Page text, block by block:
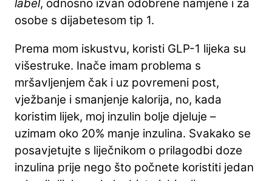
label, odnosno izvan odobrene namjene i za
osobe s dijabetesom tip 1.
Prema mom iskustvu, koristi GLP-1 lijeka su
višestruke. Inače imam problema s
mršavljenjem čak i uz povremeni post,
vježbanje i smanjenje kalorija, no, kada
koristim lijek, moj inzulin bolje djeluje –
uzimam oko 20% manje inzulina. Svakako se
posavjetujte s liječnikom o prilagodbi doze
inzulina prije nego što počnete koristiti jedan